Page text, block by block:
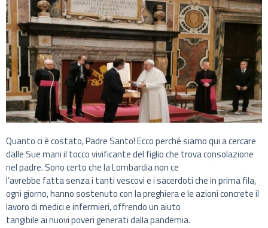
Quanto ci è costato, Padre Santo! Ecco perché siamo qui a cercare
dalle Sue mani il tocco vivificante del figlio che trova consolazione
nel padre. Sono certo che la Lombardia non ce
l’avrebbe fatta senza i tanti vescovi e i sacerdoti che in prima fila,
ogni giorno, hanno sostenuto con la preghiera e le azioni concrete il
lavoro di medici e infermieri, offrendo un aiuto
tangibile ai nuovi poveri generati dalla pandemia.